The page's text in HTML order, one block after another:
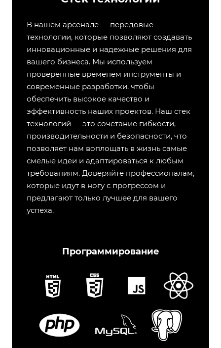
В нашем арсенале — передовые
технологии, которые позволяют создавать
инновационные и надежные решения для
вашего бизнеса. Мы используем
проверенные временем инструменты и
современные разработки, чтобы
обеспечить высокое качество и
эффективность наших проектов. Наш стек
технологий — это сочетание гибкости,
производительности и безопасности, что
позволяет нам воплощать в жизнь самые
смелые идеи и адаптироваться к любым
требованиям. Доверяйте профессионалам,
которые идут в ногу с прогрессом и
предлагают только лучшее для вашего
успеха.
Программирование